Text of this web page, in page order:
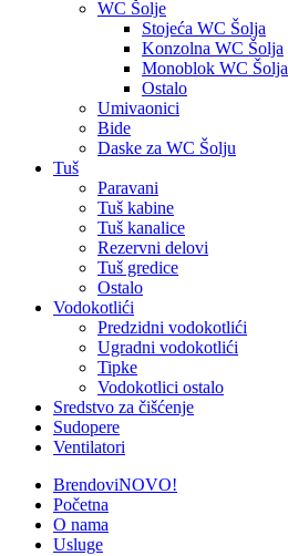
WC Šolje
Stojeća WC Šolja
Konzolna WC Šolja
Monoblok WC Šolja
Ostalo
Umivaonici
Bide
Daske za WC Šolju
Tuš
Paravani
Tuš kabine
Tuš kanalice
Rezervni delovi
Tuš gredice
Ostalo
Vodokotlići
Predzidni vodokotlići
Ugradni vodokotlići
Tipke
Vodokotlici ostalo
Sredstvo za čišćenje
Sudopere
Ventilatori
BrendoviNOVO!
Početna
O nama
Usluge